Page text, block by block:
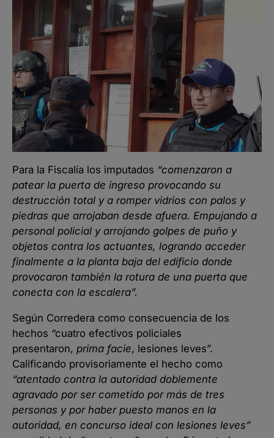
Para la Fiscalía los imputados “comenzaron a
patear la puerta de ingreso provocando su
destrucción total y a romper vidrios con palos y
piedras que arrojaban desde afuera. Empujando a
personal policial y arrojando golpes de puño y
objetos contra los actuantes, logrando acceder
finalmente a la planta baja del edificio donde
provocaron también la rotura de una puerta que
conecta con la escalera”.
Según Corredera como consecuencia de los
hechos “cuatro efectivos policiales
presentaron, prima facie, lesiones leves”.
Calificando provisoriamente el hecho como
“atentado contra la autoridad doblemente
agravado por ser cometido por más de tres
personas y por haber puesto manos en la
autoridad, en concurso ideal con lesiones leves”